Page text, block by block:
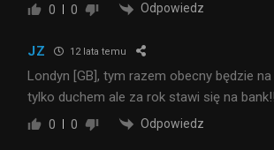
0 0 Odpowiedz
JZ 12 lata temu
Londyn [GB], tym razem obecny będzie
tylko duchem ale za rok stawi się na
0 0 Odpowiedz